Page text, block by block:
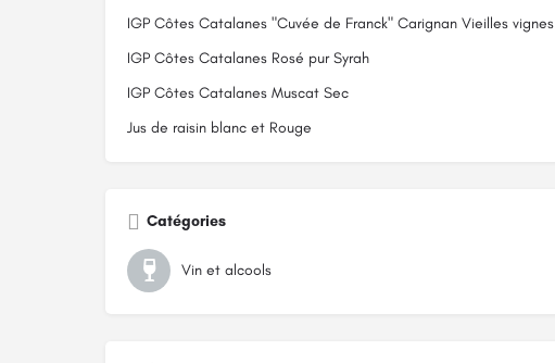
IGP Côtes Catalanes "Cuvée de Franck" Carignan Vieilles vignes
IGP Côtes Catalanes Rosé pur Syrah
IGP Côtes Catalanes Muscat Sec
Jus de raisin blanc et Rouge
Catégories
Vin et alcools